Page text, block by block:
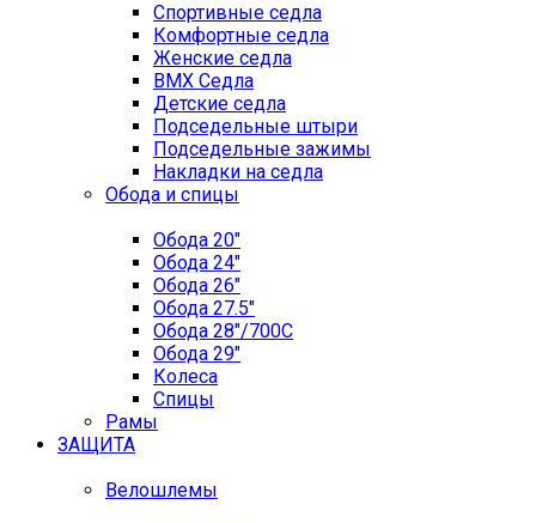
Спортивные седла
Комфортные седла
Женские седла
BMX Седла
Детские седла
Подседельные штыри
Подседельные зажимы
Накладки на седла
Обода и спицы
Обода 20"
Обода 24"
Обода 26"
Обода 27.5"
Обода 28"/700C
Обода 29"
Колеса
Спицы
Рамы
ЗАЩИТА
Велошлемы